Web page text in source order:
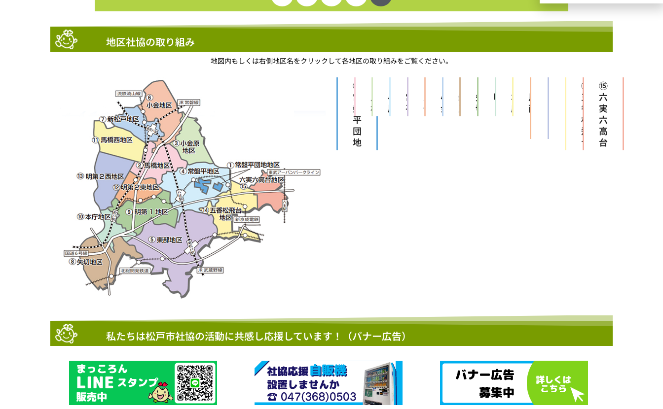
地区社協の取り組み
地図内もしくは右側地区名をクリックして各地区の取り組みをご覧ください。
①
常
盤
平
団
地
馬
橋
小金
原
常盤
平
東
部
小
金
新松
戸
矢
切
明第 本
庁
馬橋
西
⑭
五
香
松
飛
台
⑮
六
実
六
高
台
私たちは松戸市社協の活動に共感し応援しています！（バナー広告）